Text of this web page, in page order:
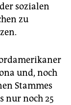
sozialen
zu
und, noch
Stammes
nur noch 25